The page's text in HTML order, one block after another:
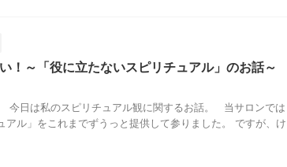
！～「役に立たないスピリチュアル」のお話～
今日は私のスピリチュアル観に関するお話。 当サロンでは
アル」をこれまでずうっと提供して参りました。 ですが、け